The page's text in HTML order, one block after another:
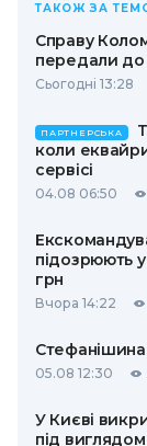
ТАКОЖ ЗА
Справу
передали до
Сьогодні 13:28
ПАРТНЕРСЬКА
коли
сервісі
04.08 06:50
підозрюють
грн
Вчора 14:22
05.08 12:30
У Києві
під